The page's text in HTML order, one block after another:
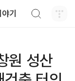
기
원 성산